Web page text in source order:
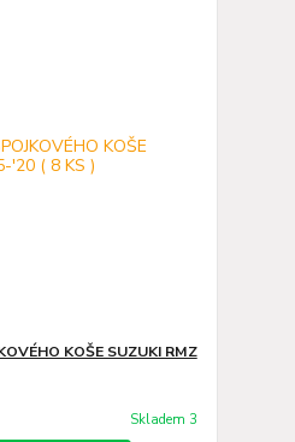
KOŠE SUZUKI RMZ
Skladem 3